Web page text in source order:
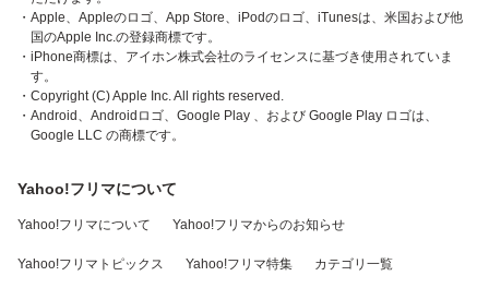
・Apple、Appleのロゴ、App Store、iPodのロゴ、iTunesは、米国および他
国のApple Inc.の登録商標です。
・iPhone商標は、アイホン株式会社のライセンスに基づき使用されていま
す。
・Copyright (C) Apple Inc. All rights reserved.
・Android、Androidロゴ、Google Play 、および Google Play ロゴは、
Google LLC の商標です。
Yahoo!フリマについて
Yahoo!フリマについて Yahoo!フリマからのお知らせ
Yahoo!フリマトピックス Yahoo!フリマ特集 カテゴリ一覧